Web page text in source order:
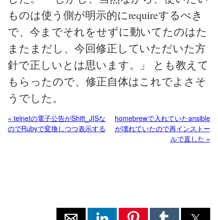
ものは使う側が明示的にrequireするべき
で、今までそれをせずに動いてたのはた
またまだし、今回修正していただいた方
針で正しいとは思います。」 とも教えて
もらったので、修正自体はこれでよさそ
うでした。
« telnetの電子公告がShift_JISな
のでRubyで変換しつつ表示する
homebrewで入れていたansible
が壊れていたので再インストー
ルで直した »